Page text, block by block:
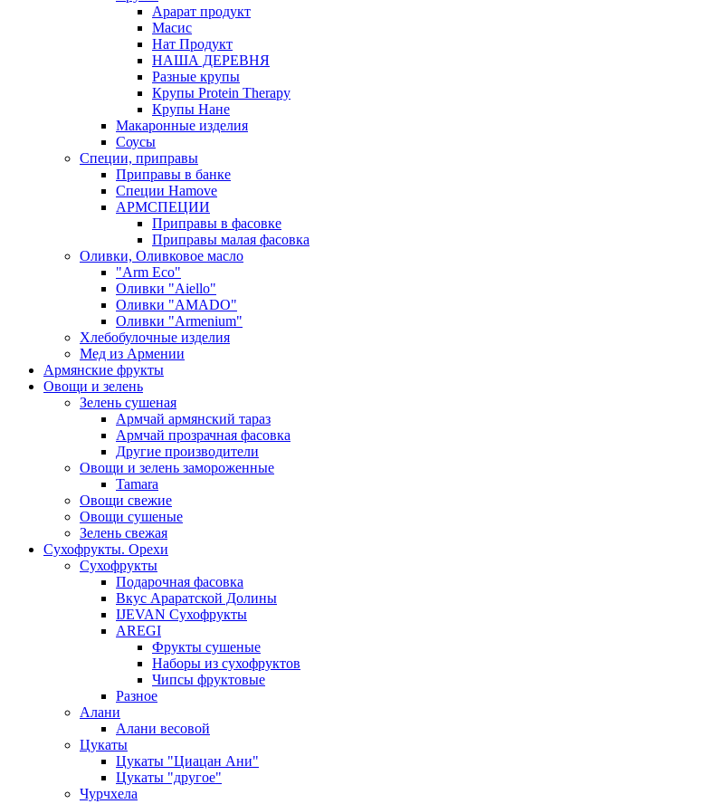
Арарат продукт
Масис
Нат Продукт
НАША ДЕРЕВНЯ
Разные крупы
Крупы Protein Therapy
Крупы Нане
Макаронные изделия
Соусы
Специи, приправы
Приправы в банке
Специи Hamove
АРМСПЕЦИИ
Приправы в фасовке
Приправы малая фасовка
Оливки, Оливковое масло
"Arm Eco"
Оливки "Aiello"
Оливки "AMADO"
Оливки "Armenium"
Хлебобулочные изделия
Мед из Армении
Армянские фрукты
Овощи и зелень
Зелень сушеная
Армчай армянский тараз
Армчай прозрачная фасовка
Другие производители
Овощи и зелень замороженные
Tamara
Овощи свежие
Овощи сушеные
Зелень свежая
Сухофрукты. Орехи
Сухофрукты
Подарочная фасовка
Вкус Араратской Долины
IJEVAN Сухофрукты
AREGI
Фрукты сушеные
Наборы из сухофруктов
Чипсы фруктовые
Разное
Алани
Алани весовой
Цукаты
Цукаты "Циацан Ани"
Цукаты "другое"
Чурчхела